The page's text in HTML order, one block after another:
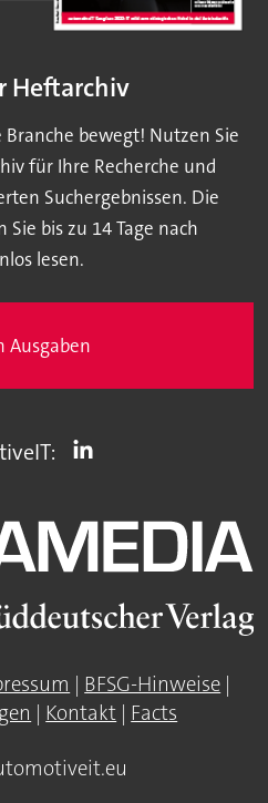
Heftarchiv
Branche bewegt! Nutzen Sie
für Ihre Recherche und
Suchergebnissen. Die
bis zu 14 Tage nach
lesen.
Ausgaben
| BFSG-Hinweise |
| Kontakt | Facts